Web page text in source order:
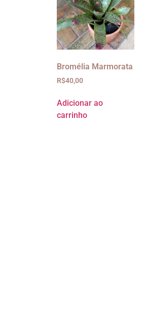
Bromélia Marmorata
R$40,00
Adicionar ao
carrinho